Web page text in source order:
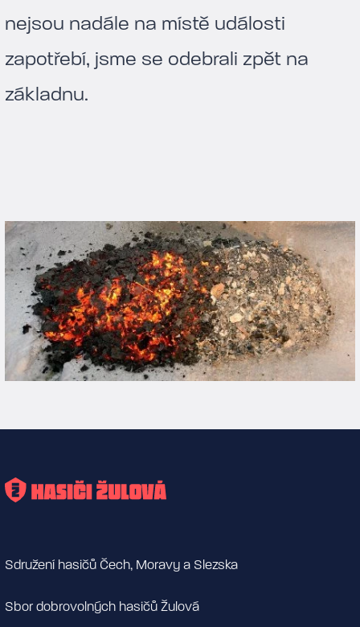
nejsou nadále na místě události
zapotřebí, jsme se odebrali zpět na
základnu.
Sdružení hasičů Čech, Moravy a Slezska
Sbor dobrovolných hasičů Žulová